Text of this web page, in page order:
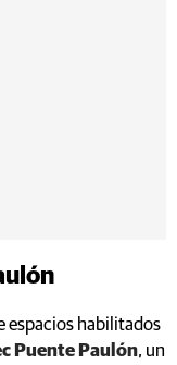
espacios habilitados
Puente Paulón, un